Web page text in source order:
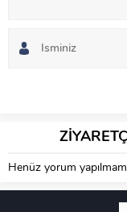
Henüz yorum